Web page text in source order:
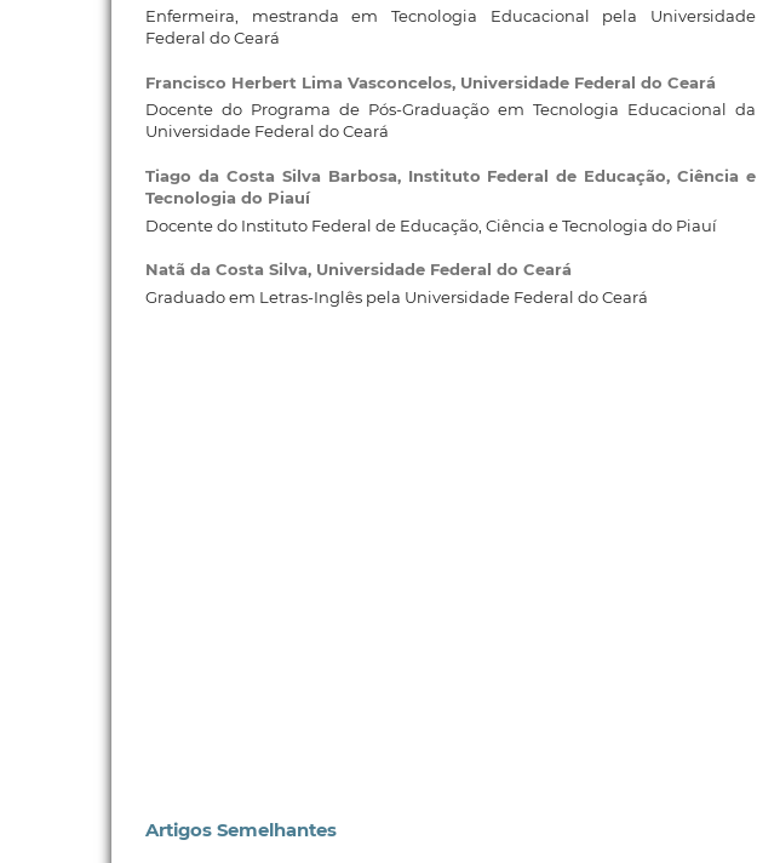
Enfermeira, mestranda em Tecnologia Educacional pela Universidade
Federal do Ceará
Francisco Herbert Lima Vasconcelos, Universidade Federal do Ceará
Docente do Programa de Pós-Graduação em Tecnologia Educacional da
Universidade Federal do Ceará
Tiago da Costa Silva Barbosa, Instituto Federal de Educação, Ciência e
Tecnologia do Piauí
Docente do Instituto Federal de Educação, Ciência e Tecnologia do Piauí
Natã da Costa Silva, Universidade Federal do Ceará
Graduado em Letras-Inglês pela Universidade Federal do Ceará
Artigos Semelhantes